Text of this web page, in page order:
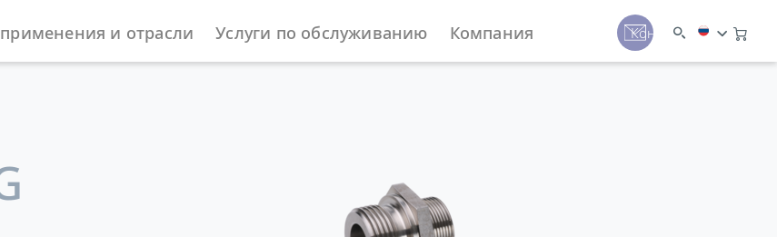
и отрасли Услуги по обслуживанию Компания Контакты